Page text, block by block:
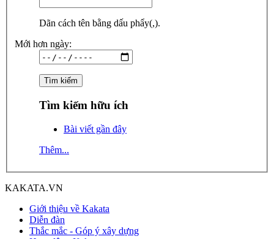
Dãn cách tên bằng dấu phẩy(,).
Mới hơn ngày:
Tìm kiếm hữu ích
Bài viết gần đây
Thêm...
KAKATA.VN
Giới thiệu về Kakata
Diễn đàn
Thắc mắc - Góp ý xây dựng